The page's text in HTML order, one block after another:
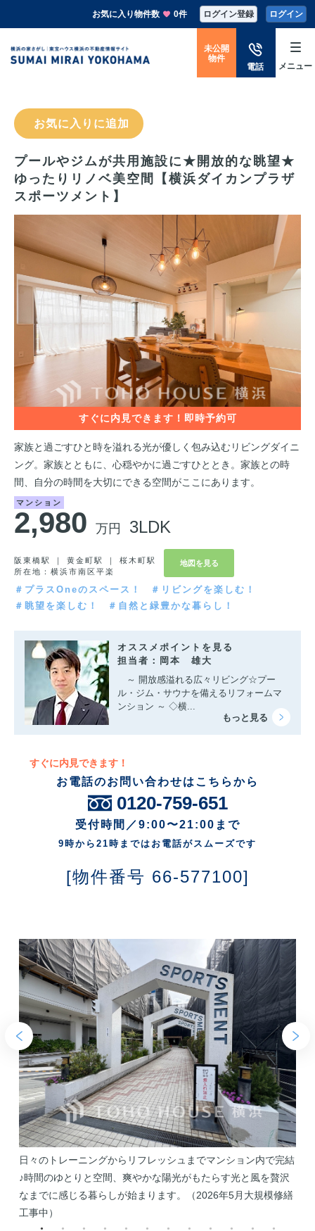
お気に入り物件数 0件 ログイン登録 ログイン
電話
未公開
物件
メニュー
お気に入りに追加
プールやジムが共用施設に★開放的な眺望★
ゆったりリノベ美空間【横浜ダイカンプラザ
スポーツメント】
家族と過ごすひと時を溢れる光が優しく包み込むリビングダイニ
ング。家族とともに、心穏やかに過ごすひととき。家族との時
間、自分の時間を大切にできる空間がここにあります。
マンション
2,980 万円 3LDK
阪東橋駅 ｜ 黄金町駅 ｜ 桜木町駅
所在地：横浜市南区平楽
地図を見る
＃プラスOneのスペース！
＃リビングを楽しむ！
＃眺望を楽しむ！
＃自然と緑豊かな暮らし！
オススメポイントを見る
担当者：岡本 雄大
～ 開放感溢れる広々リビング☆プー
ル・ジム・サウナを備えるリフォームマ
ンション ～ ◇横...
すぐに内見できます！
お電話のお問い合わせはこちらから
0120-759-651
受付時間／9:00〜21:00まで
9時から21時まではお電話がスムーズです
[物件番号 66-577100]
日々のトレーニングからリフレッシュまでマンション内で完結
♪時間のゆとりと空間、爽やかな陽光がもたらす光と風を贅沢
なまでに感じる暮らしが始まります。（2026年5月大規模修繕
工事中）